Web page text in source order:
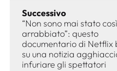
Successivo
“Non sono mai stato così
arrabbiato”: questo
documentario di Netflix
su una notizia
infuriare gli spettatori